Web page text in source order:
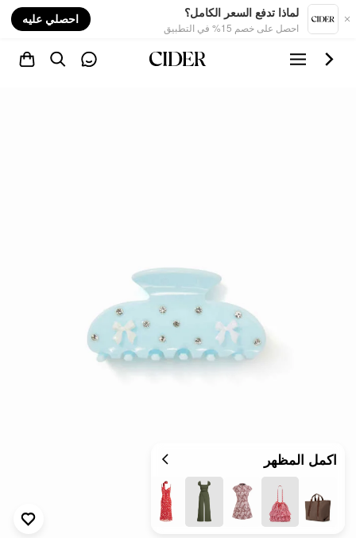
لماذا تدفع السعر الكامل؟
احصل على خصم 15% في التطبيق
احصلي عليه
اكمل المظهر